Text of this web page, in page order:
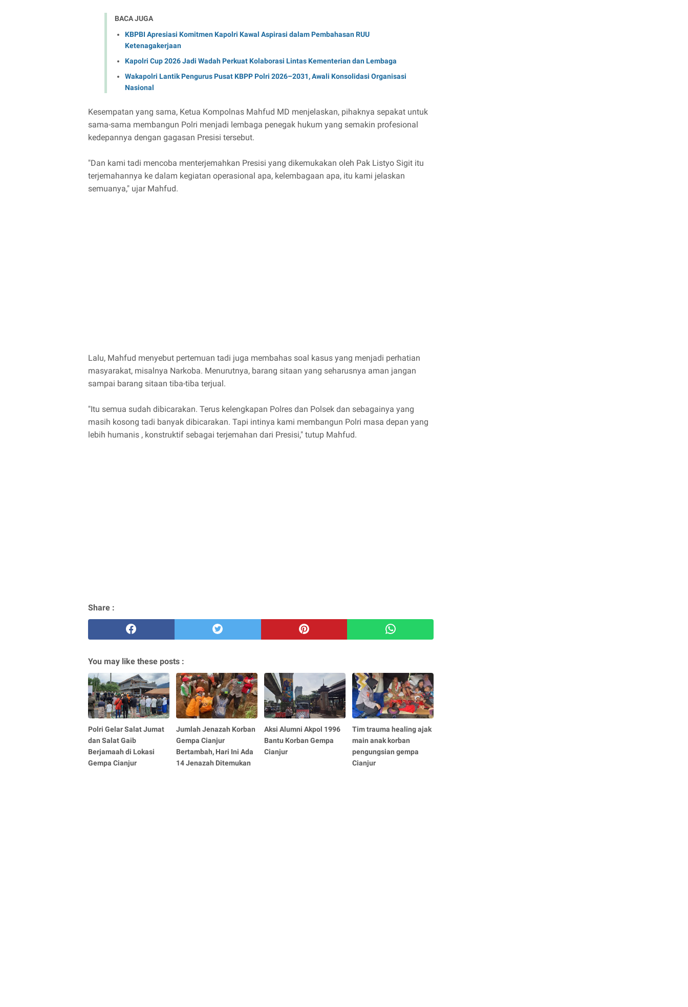
BACA JUGA
KBPBI Apresiasi Komitmen Kapolri Kawal Aspirasi dalam Pembahasan RUU
Ketenagakerjaan
Kapolri Cup 2026 Jadi Wadah Perkuat Kolaborasi Lintas Kementerian dan Lembaga
Wakapolri Lantik Pengurus Pusat KBPP Polri 2026–2031, Awali Konsolidasi Organisasi
Nasional
Kesempatan yang sama, Ketua Kompolnas Mahfud MD menjelaskan, pihaknya sepakat untuk
sama-sama membangun Polri menjadi lembaga penegak hukum yang semakin profesional
kedepannya dengan gagasan Presisi tersebut.
"Dan kami tadi mencoba menterjemahkan Presisi yang dikemukakan oleh Pak Listyo Sigit itu
terjemahannya ke dalam kegiatan operasional apa, kelembagaan apa, itu kami jelaskan
semuanya," ujar Mahfud.
Lalu, Mahfud menyebut pertemuan tadi juga membahas soal kasus yang menjadi perhatian
masyarakat, misalnya Narkoba. Menurutnya, barang sitaan yang seharusnya aman jangan
sampai barang sitaan tiba-tiba terjual.
"Itu semua sudah dibicarakan. Terus kelengkapan Polres dan Polsek dan sebagainya yang
masih kosong tadi banyak dibicarakan. Tapi intinya kami membangun Polri masa depan yang
lebih humanis , konstruktif sebagai terjemahan dari Presisi," tutup Mahfud.
Share :
You may like these posts :
Polri Gelar Salat Jumat
dan Salat Gaib
Berjamaah di Lokasi
Gempa Cianjur
Jumlah Jenazah Korban
Gempa Cianjur
Bertambah, Hari Ini Ada
14 Jenazah Ditemukan
Aksi Alumni Akpol 1996
Bantu Korban Gempa
Cianjur
Tim trauma healing ajak
main anak korban
pengungsian gempa
Cianjur